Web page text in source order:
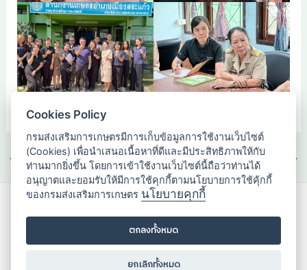
← Previous เรื่อง Next เรื่อง →
กองส่งเสริมวิสาหกิจชุมชน
2143/1 ถนนพหลโยธิน แขวงลาดยาว
เขตจตุจักร กรุงเทพมหานคร 10900
Cookies Policy
กรมส่งเสริมการเกษตรมีการเก็บข้อมูลการใช้งานเว็บไซต์
(Cookies) เพื่อนำเสนอเนื้อหาที่ดีและมีประสิทธิภาพให้กับ
ท่านมากยิ่งขึ้น โดยการเข้าใช้งานเว็บไซต์นี้ถือว่าท่านได้
อนุญาตและยอมรับให้มีการใช้คุกกี้ตามนโยบายการใช้คุ้กกี้
ของกรมส่งเสริมการเกษตร นโยบายคุกกี้
ตกลงทั้งหมด
ยกเลิกทั้งหมด